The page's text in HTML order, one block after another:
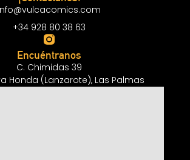
+34 928 80 38 63
Encuéntranos
C. Chimidas 39
Honda (Lanzarote), Las Palmas